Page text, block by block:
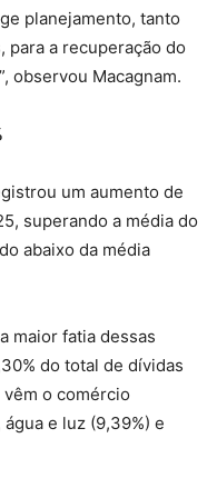
planejamento, tanto
para a recuperação do
observou Macagnam.
um aumento de
superando a média do
abaixo da média
maior fatia dessas
do total de dívidas
o comércio
e luz (9,39%) e